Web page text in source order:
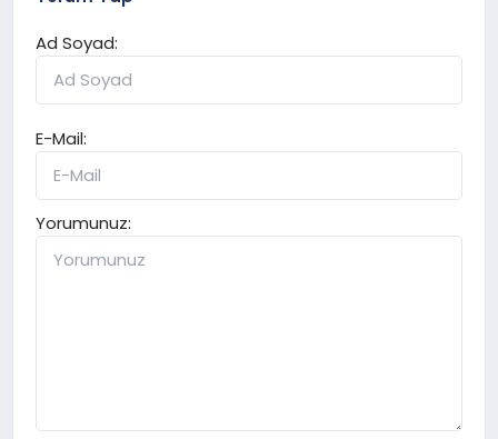
Ad Soyad:
E-Mail:
Yorumunuz: